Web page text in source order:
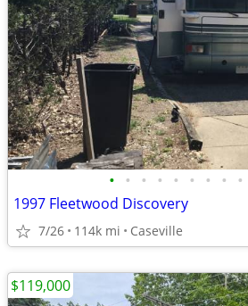
• • • • • • • • •
1997 Fleetwood Discovery
7/26 114k mi Caseville
$119,000